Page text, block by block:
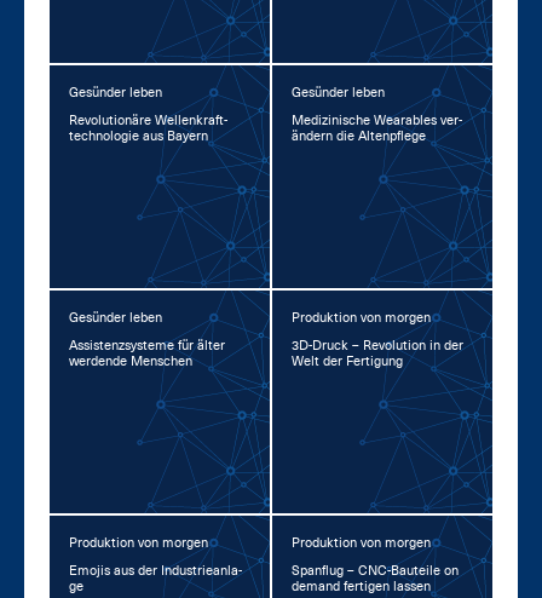
Gesünder leben
Re­vo­lu­tio­nä­re Wel­len­kraft­
tech­no­lo­gie aus Bay­ern
Gesünder leben
Me­di­zi­ni­sche Weara­bles ver­
än­dern die Al­ten­pfle­ge
Gesünder leben
As­sis­tenz­sys­te­me für äl­ter
wer­den­de Men­schen
Produktion von morgen
3D-Druck – Re­vo­lu­ti­on in der
Welt der Fer­ti­gung
Produktion von morgen
Emo­jis aus der In­dus­trie­an­la­
ge
Produktion von morgen
Span­flug – CNC-Bau­tei­le on
de­mand fer­ti­gen las­sen